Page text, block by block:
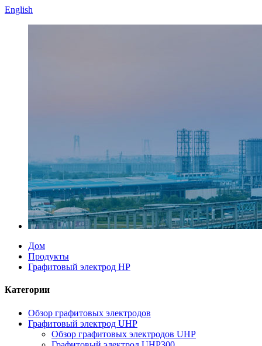
English
Дом
Продукты
Графитовый электрод HP
Категории
Обзор графитовых электродов
Графитовый электрод UHP
Обзор графитовых электродов UHP